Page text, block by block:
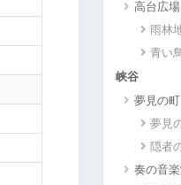
高台広場
雨林
青い
峡谷
夢見の町
夢見
隠者
奏の音